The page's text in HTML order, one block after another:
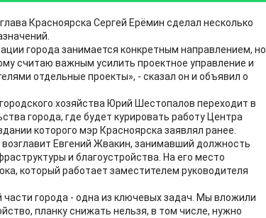
Красноярска Сергей Ерёмин сделал несколько
города занимается конкретным направлением, но
считаю важным усилить проектное управление и
отдельные проекты», - сказал он и объявил о
хозяйства Юрий Шестопалов переходит в
города, где будет курировать работу Центра
которого мэр Красноярска заявлял ранее.
Евгений Жвакин, занимавший должность
и благоустройства. На его место
который работает заместителем руководителя
города - одна из ключевых задач. Мы вложили
планку снижать нельзя, в том числе, нужно